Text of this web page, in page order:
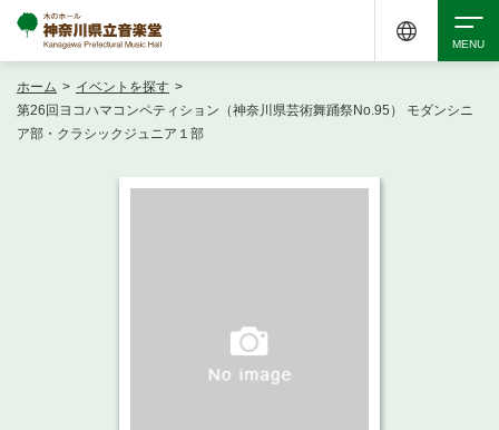
ホーム > イベントを探す >
第26回ヨコハマコンペティション（神奈川県芸術舞踊祭No.95） モダンシニ
ア部・クラシックジュニア１部